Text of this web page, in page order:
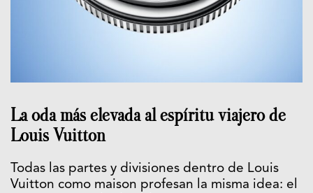
La oda más elevada al espíritu viajero de
Louis Vuitton
Todas las partes y divisiones dentro de Louis
Vuitton como maison profesan la misma idea: el